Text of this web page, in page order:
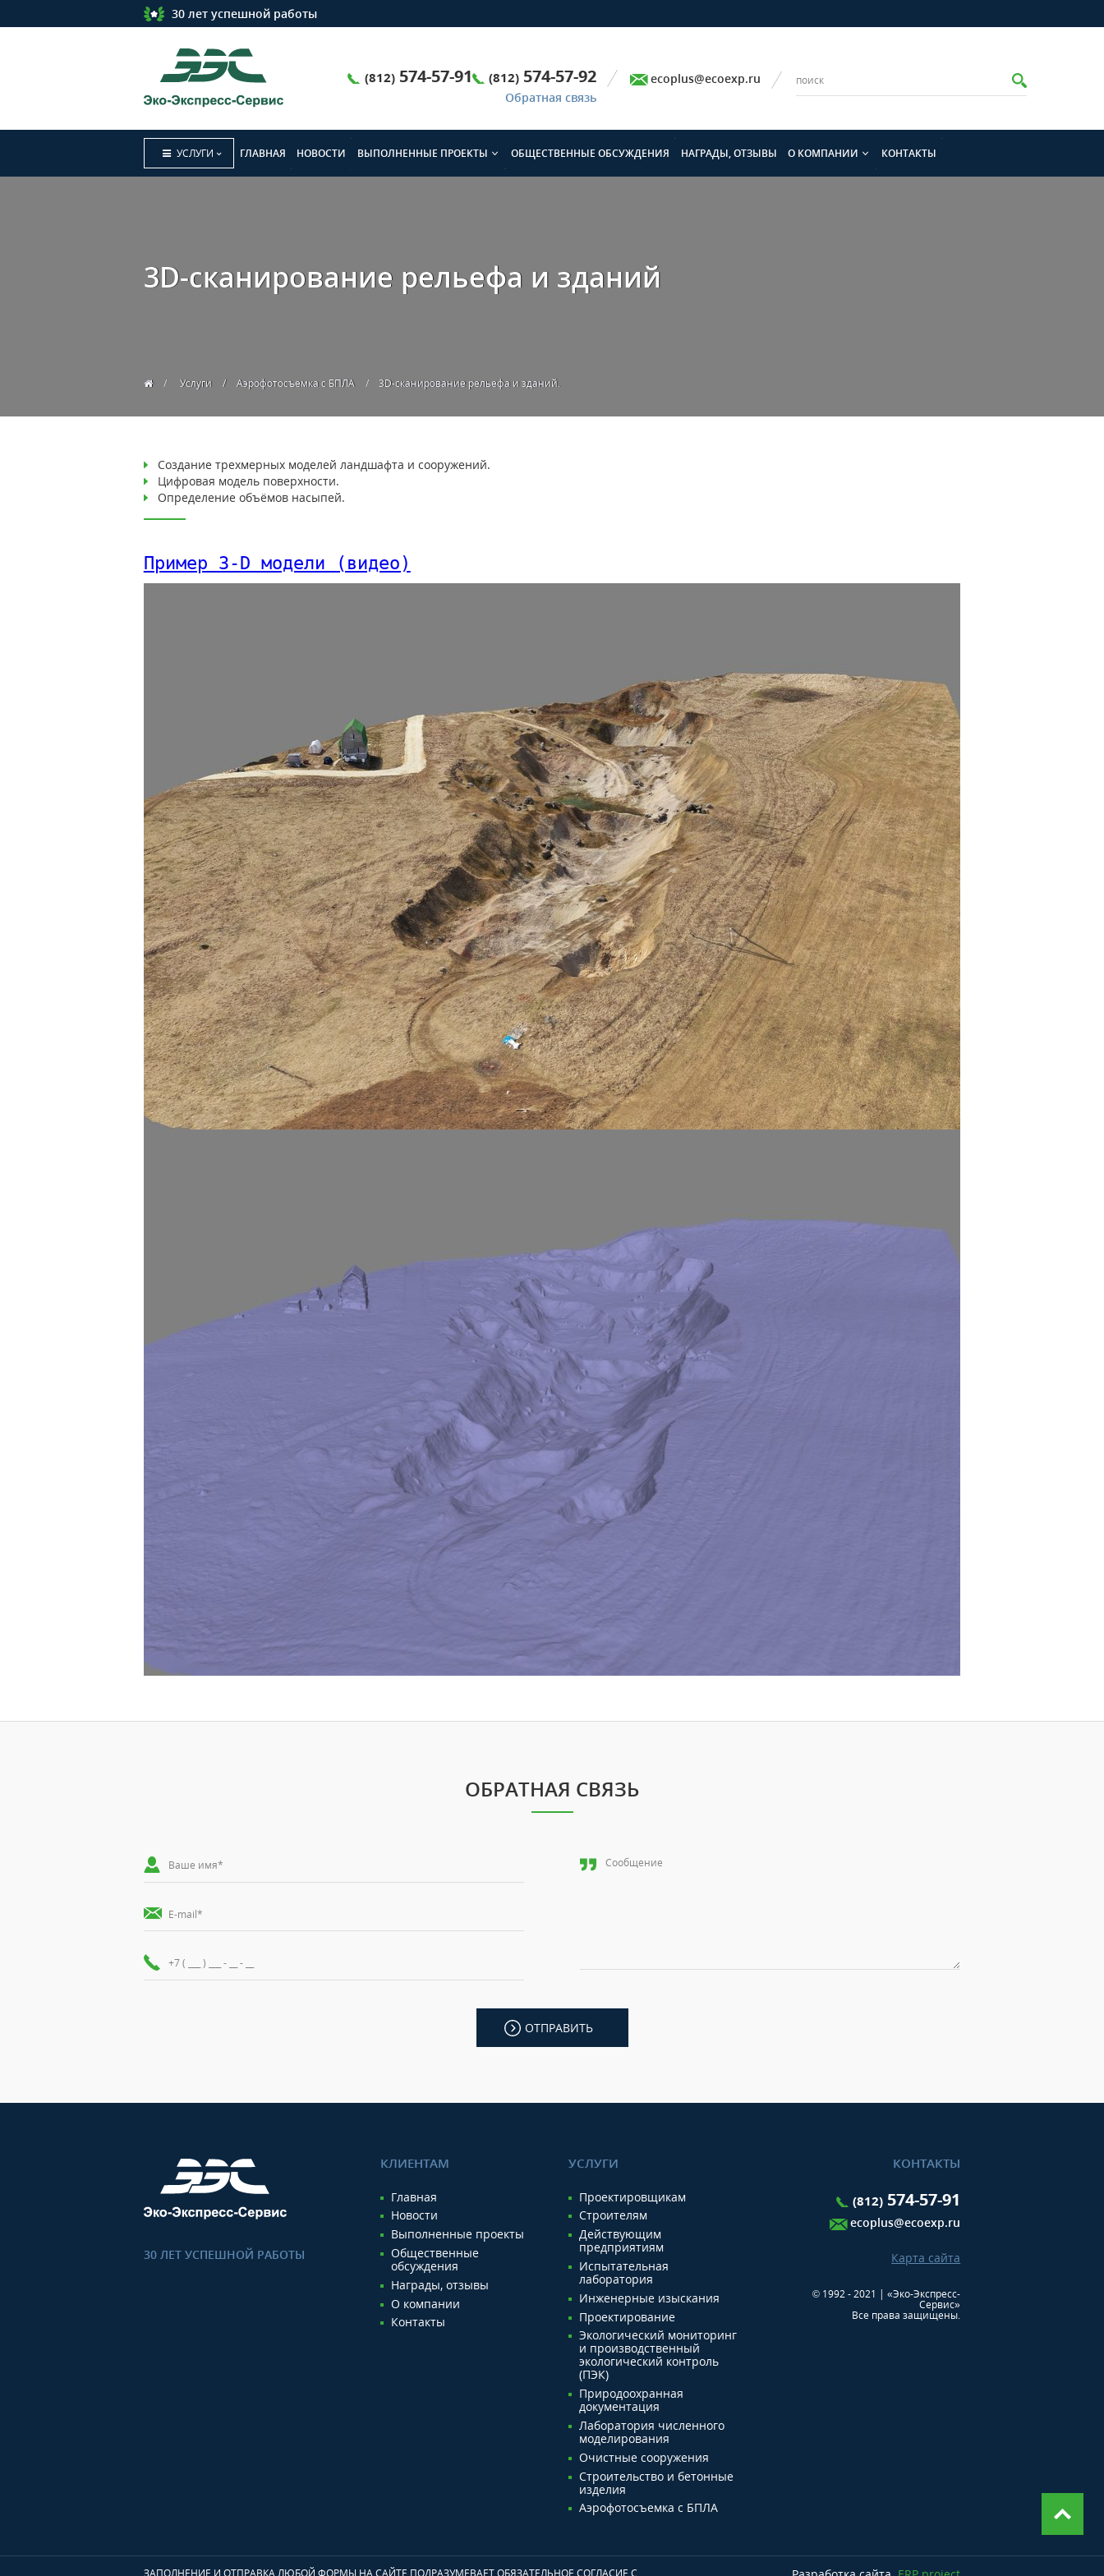
30 лет успешной работы
(812)574-57-91 (812) 574-57-92
Обратная связь
ecoplus@ecoexp.ru
УСЛУГИ ГЛАВНАЯ НОВОСТИ ВЫПОЛНЕННЫЕ ПРОЕКТЫ ОБЩЕСТВЕННЫЕ ОБСУЖДЕНИЯ НАГРАДЫ, ОТЗЫВЫ О КОМПАНИИ КОНТАКТЫ
3D-сканирование рельефа и зданий
Услуги Аэрофотосъемка с БПЛА 3D-сканирование рельефа и зданий.
Создание трехмерных моделей ландшафта и сооружений.
Цифровая модель поверхности.
Определение объёмов насыпей.
Пример 3-D модели (видео)
ОБРАТНАЯ СВЯЗЬ
ОТПРАВИТЬ
30 ЛЕТ УСПЕШНОЙ РАБОТЫ
КЛИЕНТАМ
Главная
Новости
Выполненные проекты
Общественные
обсуждения
Награды, отзывы
О компании
Контакты
УСЛУГИ
Проектировщикам
Строителям
Действующим
предприятиям
Испытательная
лаборатория
Инженерные изыскания
Проектирование
Экологический мониторинг
и производственный
экологический контроль
(ПЭК)
Природоохранная
документация
Лаборатория численного
моделирования
Очистные сооружения
Строительство и бетонные
изделия
Аэрофотосъемка с БПЛА
КОНТАКТЫ
(812) 574-57-91
ecoplus@ecoexp.ru
Карта сайта
© 1992 - 2021 | «Эко-Экспресс-
Сервис»
Все права защищены.
ЗАПОЛНЕНИЕ И ОТПРАВКА ЛЮБОЙ ФОРМЫ НА САЙТЕ ПОДРАЗУМЕВАЕТ ОБЯЗАТЕЛЬНОЕ СОГЛАСИЕ С